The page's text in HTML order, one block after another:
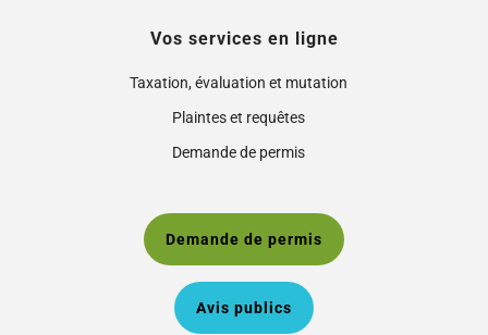
Vos services en ligne
Taxation, évaluation et mutation
Plaintes et requêtes
Demande de permis
Demande de permis
Avis publics